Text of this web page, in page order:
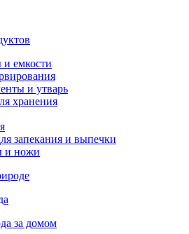
емкости
и утварь
хранения
запекания и выпечки
и ножи
за домом